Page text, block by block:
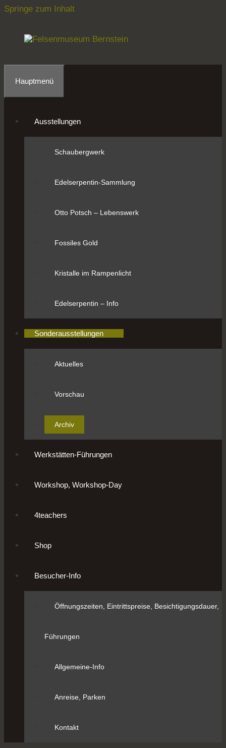
Springe zum Inhalt
Hauptmenü
Ausstellungen
Schaubergwerk
Edelserpentin-Sammlung
Otto Potsch – Lebenswerk
Fossiles Gold
Kristalle im Rampenlicht
Edelserpentin – Info
Sonderausstellungen
Aktuelles
Vorschau
Archiv
Werkstätten-Führungen
Workshop, Workshop-Day
4teachers
Shop
Besucher-Info
Öffnungszeiten, Eintrittspreise, Besichtigungsdauer,
Führungen
Allgemeine-Info
Anreise, Parken
Kontakt